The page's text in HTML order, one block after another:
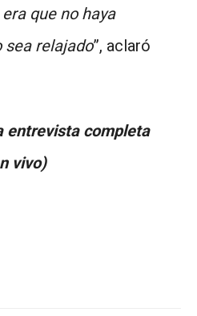
que no haya
sea relajado”, aclaró
entrevista completa
vivo)